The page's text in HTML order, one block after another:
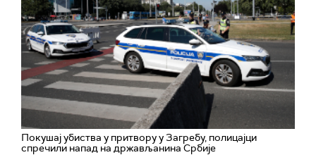
Покушај убиства у притвору у Загребу, полицајци
спречили напад на држављанина Србије